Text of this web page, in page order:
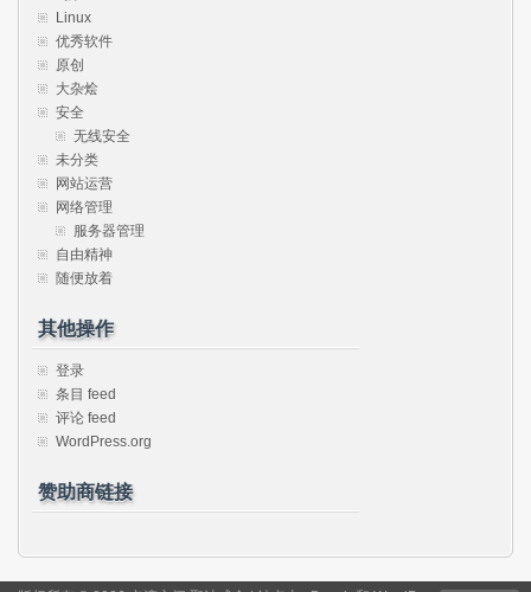
Linux
优秀软件
原创
大杂烩
安全
无线安全
未分类
网站运营
网络管理
服务器管理
自由精神
随便放着
其他操作
登录
条目 feed
评论 feed
WordPress.org
赞助商链接